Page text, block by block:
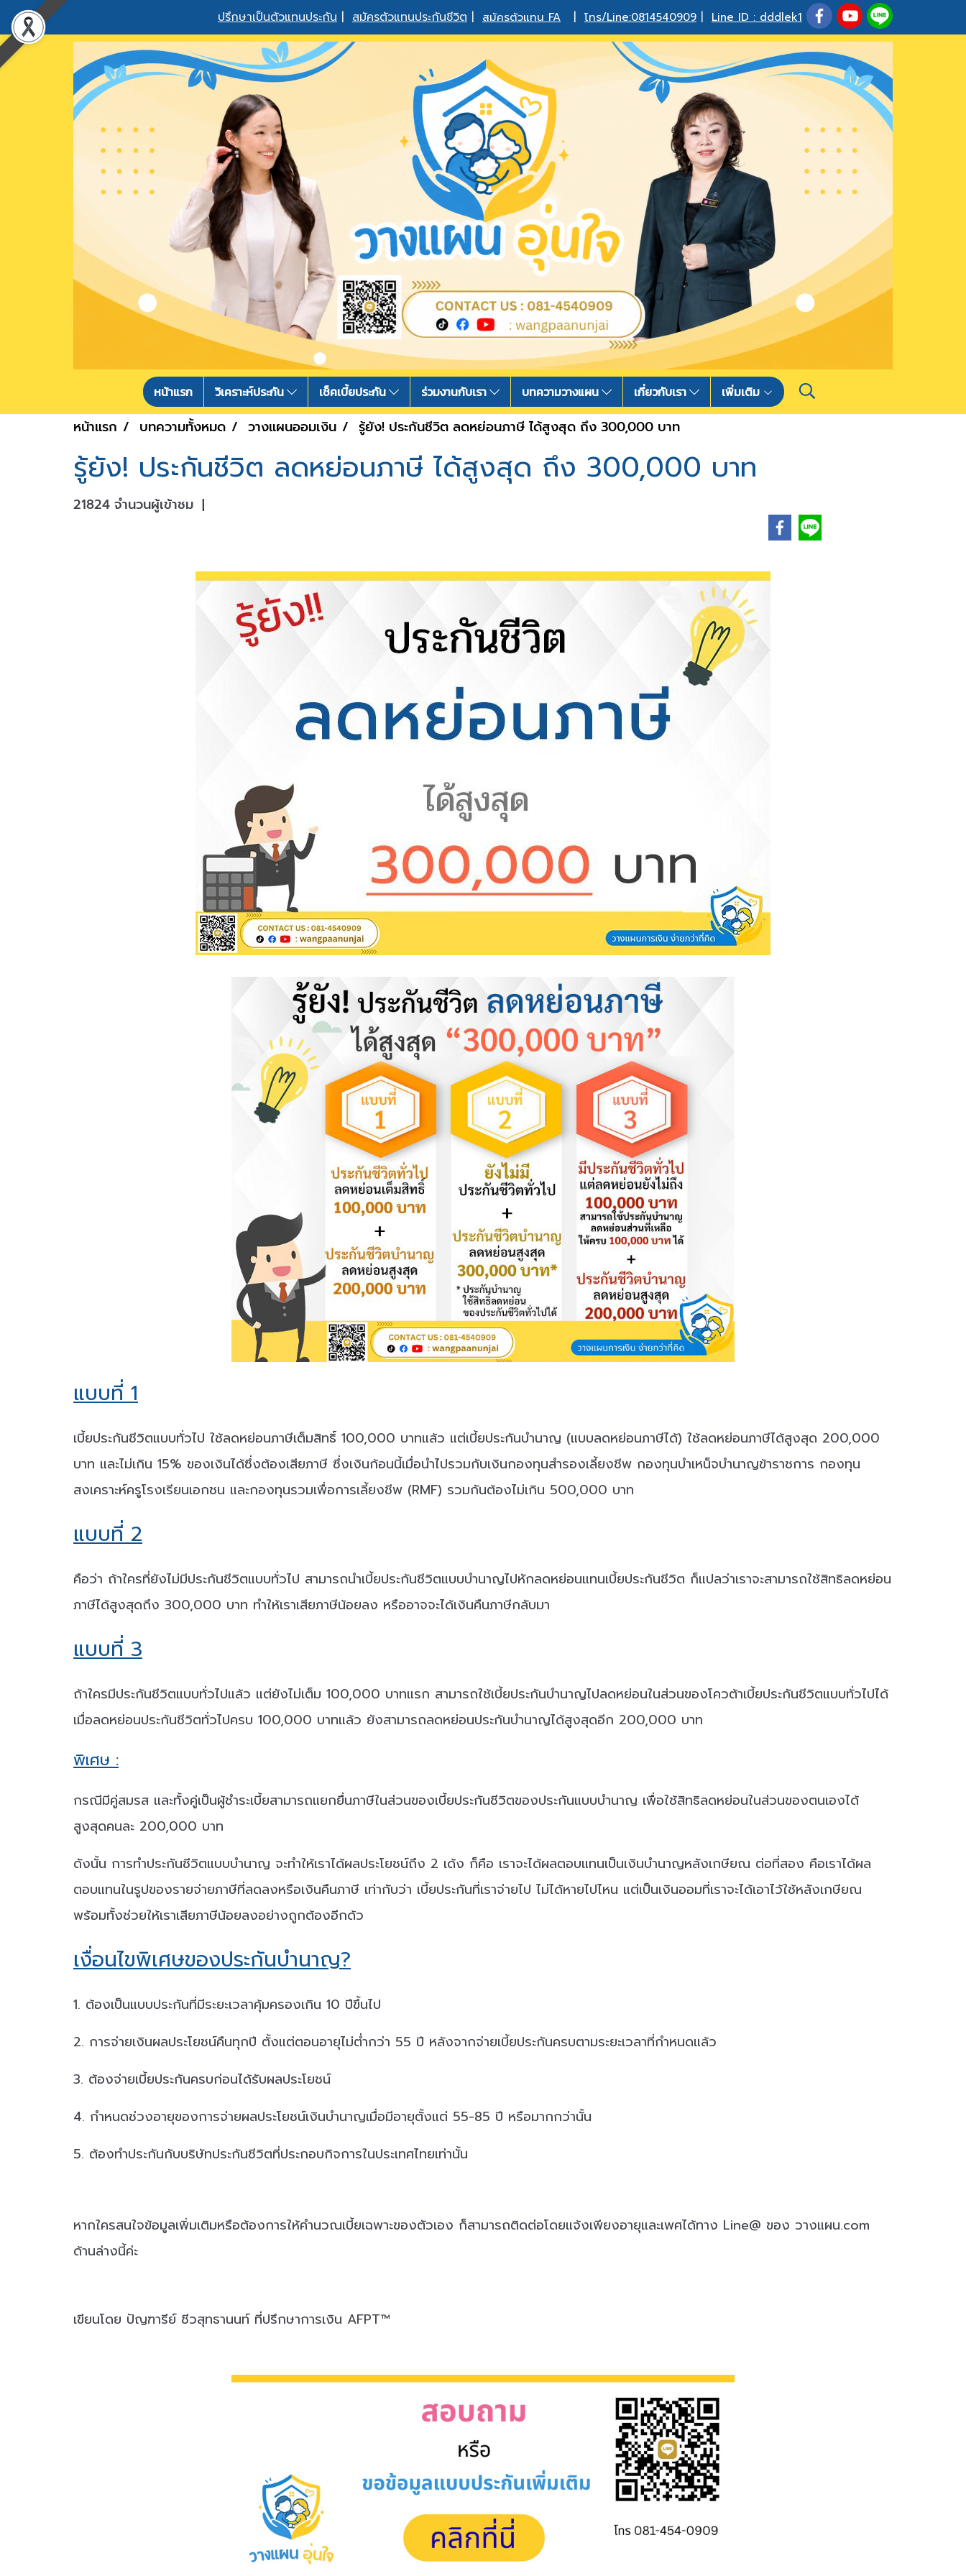
ปรึกษาเป็นตัวแทนประกัน | สมัครตัวแทนประกันชีวิต สมัครตัวแทน FA โทร/Line:0814540909 Line ID : dddlek1
หน้าแรก วิเคราะห์ประกัน เช็คเบี้ยประกัน ร่วมงานกับเรา บทความวางแผน เกี่ยวกับเรา เพิ่มเติม
หน้าแรก บทความทั้งหมด วางแผนออมเงิน รู้ยัง! ประกันชีวิต ลดหย่อนภาษี ได้สูงสุด ถึง 300,000 บาท
รู้ยัง! ประกันชีวิต ลดหย่อนภาษี ได้สูงสุด ถึง 300,000 บาท
21824 จำนวนผู้เข้าชม |
แบบที่ 1
เบี้ยประกันชีวิตแบบทั่วไป ใช้ลดหย่อนภาษีเต็มสิทธิ์ 100,000 บาทแล้ว แต่เบี้ยประกันบำนาญ (แบบลดหย่อนภาษีได้) ใช้ลดหย่อนภาษีได้สูงสุด 200,000
บาท และไม่เกิน 15% ของเงินได้ซึ่งต้องเสียภาษี ซึ่งเงินก้อนนี้เมื่อนำไปรวมกับเงินกองทุนสำรองเลี้ยงชีพ กองทุนบำเหน็จบำนาญข้าราชการ กองทุน
สงเคราะห์ครูโรงเรียนเอกชน และกองทุนรวมเพื่อการเลี้ยงชีพ (RMF) รวมกันต้องไม่เกิน 500,000 บาท
แบบที่ 2
คือว่า ถ้าใครที่ยังไม่มีประกันชีวิตแบบทั่วไป สามารถนำเบี้ยประกันชีวิตแบบบำนาญไปหักลดหย่อนแทนเบี้ยประกันชีวิต ก็แปลว่าเราจะสามารถใช้สิทธิลดหย่อน
ภาษีได้สูงสุดถึง 300,000 บาท ทำให้เราเสียภาษีน้อยลง หรืออาจจะได้เงินคืนภาษีกลับมา
แบบที่ 3
ถ้าใครมีประกันชีวิตแบบทั่วไปแล้ว แต่ยังไม่เต็ม 100,000 บาทแรก สามารถใช้เบี้ยประกันบำนาญไปลดหย่อนในส่วนของโควต้าเบี้ยประกันชีวิตแบบทั่วไปได้
เมื่อลดหย่อนประกันชีวิตทั่วไปครบ 100,000 บาทแล้ว ยังสามารถลดหย่อนประกันบำนาญได้สูงสุดอีก 200,000 บาท
พิเศษ :
กรณีมีคู่สมรส และทั้งคู่เป็นผู้ชำระเบี้ยสามารถแยกยื่นภาษีในส่วนของเบี้ยประกันชีวิตของประกันแบบบำนาญ เพื่อใช้สิทธิลดหย่อนในส่วนของตนเองได้
สูงสุดคนละ 200,000 บาท
ดังนั้น การทำประกันชีวิตแบบบำนาญ จะทำให้เราได้ผลประโยชน์ถึง 2 เด้ง ก็คือ เราจะได้ผลตอบแทนเป็นเงินบำนาญหลังเกษียณ ต่อที่สอง คือเราได้ผล
ตอบแทนในรูปของรายจ่ายภาษีที่ลดลงหรือเงินคืนภาษี เท่ากับว่า เบี้ยประกันที่เราจ่ายไป ไม่ได้หายไปไหน แต่เป็นเงินออมที่เราจะได้เอาไว้ใช้หลังเกษียณ
พร้อมทั้งช่วยให้เราเสียภาษีน้อยลงอย่างถูกต้องอีกด้ว
เงื่อนไขพิเศษของประกันบำนาญ?
1. ต้องเป็นแบบประกันที่มีระยะเวลาคุ้มครองเกิน 10 ปีขึ้นไป
2. การจ่ายเงินผลประโยชน์คืนทุกปี ตั้งแต่ตอนอายุไม่ต่ำกว่า 55 ปี หลังจากจ่ายเบี้ยประกันครบตามระยะเวลาที่กำหนดแล้ว
3. ต้องจ่ายเบี้ยประกันครบก่อนได้รับผลประโยชน์
4. กำหนดช่วงอายุของการจ่ายผลประโยชน์เงินบำนาญเมื่อมีอายุตั้งแต่ 55-85 ปี หรือมากกว่านั้น
5. ต้องทำประกันกับบริษัทประกันชีวิตที่ประกอบกิจการในประเทศไทยเท่านั้น
หากใครสนใจข้อมูลเพิ่มเติมหรือต้องการให้คำนวณเบี้ยเฉพาะของตัวเอง ก็สามารถติดต่อโดยแจ้งเพียงอายุและเพศได้ทาง Line@ ของ วางแผน.com
ด้านล่างนี้ค่ะ
เขียนโดย ปัญฑารีย์ ชีวสุทธานนท์ ที่ปรึกษาการเงิน AFPT™